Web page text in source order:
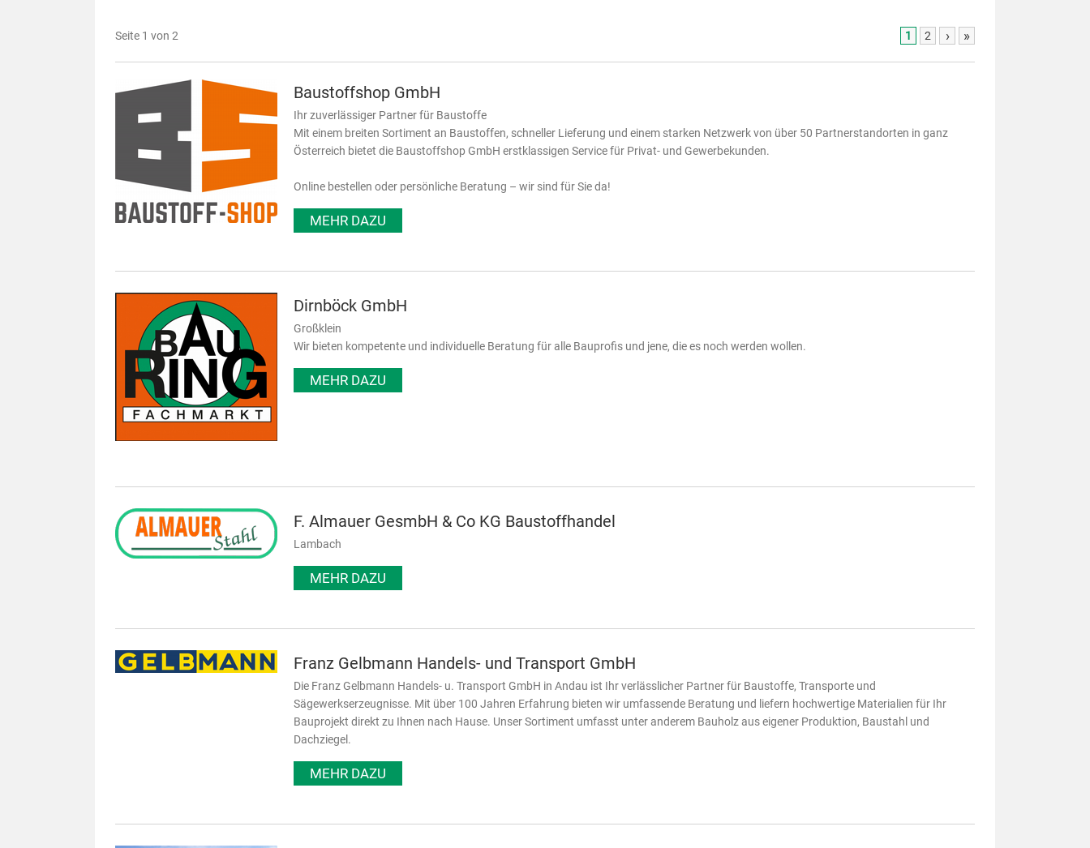
Seite 1 von 2 1 2 › »
Baustoffshop GmbH
Ihr zuverlässiger Partner für Baustoffe
Mit einem breiten Sortiment an Baustoffen, schneller Lieferung und einem starken Netzwerk von über 50 Partnerstandorten in ganz
Österreich bietet die Baustoffshop GmbH erstklassigen Service für Privat- und Gewerbekunden.
Online bestellen oder persönliche Beratung – wir sind für Sie da!
MEHR DAZU
Dirnböck GmbH
Großklein
Wir bieten kompetente und individuelle Beratung für alle Bauprofis und jene, die es noch werden wollen.
MEHR DAZU
F. Almauer GesmbH & Co KG Baustoffhandel
Lambach
MEHR DAZU
Franz Gelbmann Handels- und Transport GmbH
Die Franz Gelbmann Handels- u. Transport GmbH in Andau ist Ihr verlässlicher Partner für Baustoffe, Transporte und
Sägewerkserzeugnisse. Mit über 100 Jahren Erfahrung bieten wir umfassende Beratung und liefern hochwertige Materialien für Ihr
Bauprojekt direkt zu Ihnen nach Hause. Unser Sortiment umfasst unter anderem Bauholz aus eigener Produktion, Baustahl und
Dachziegel.
MEHR DAZU